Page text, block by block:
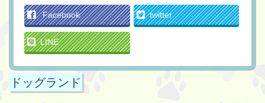
Facebook twitter
LINE
ドッグランド